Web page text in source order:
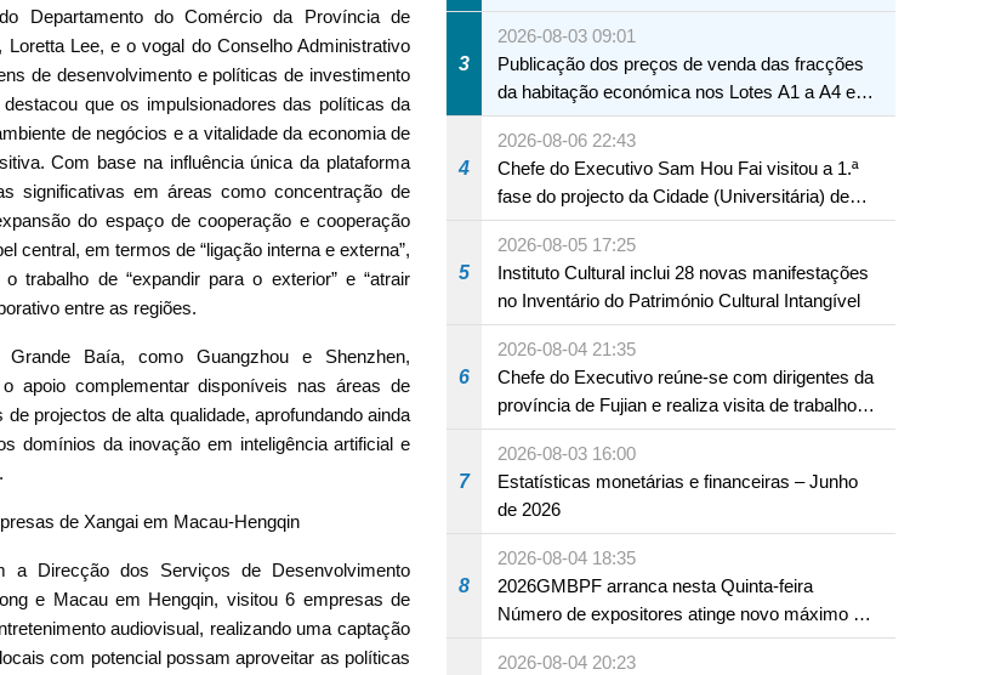
Departamento do Comércio da Província de
Lee, e o vogal do Conselho Administrativo
de desenvolvimento e políticas de investimento
que os impulsionadores das políticas da
de negócios e a vitalidade da economia de
Com base na influência única da plataforma
significativas em áreas como concentração de
do espaço de cooperação e cooperação
central, em termos de “ligação interna e externa”,
trabalho de “expandir para o exterior” e “atrair
entre as regiões.
Baía, como Guangzhou e Shenzhen,
apoio complementar disponíveis nas áreas de
projectos de alta qualidade, aprofundando ainda
domínios da inovação em inteligência artificial e
de Xangai em Macau-Hengqin
Direcção dos Serviços de Desenvolvimento
e Macau em Hengqin, visitou 6 empresas de
audiovisual, realizando uma captação
com potencial possam aproveitar as políticas
Macau
3
2026-08-03 09:01
Publicação dos preços de venda das fracções
da habitação económica nos Lotes A1 a A4 e
A12 da Zona A dos Novos Aterros
4
2026-08-06 22:43
Chefe do Executivo Sam Hou Fai visitou a 1.ª
fase do projecto da Cidade (Universitária) de
Educação Internacional de Macau e Hengqin
5
2026-08-05 17:25
Instituto Cultural inclui 28 novas manifestações
no Inventário do Património Cultural Intangível
6
2026-08-04 21:35
Chefe do Executivo reúne-se com dirigentes da
província de Fujian e realiza visita de trabalho
em Fuzhou
7
2026-08-03 16:00
Estatísticas monetárias e financeiras – Junho
de 2026
8
2026-08-04 18:35
2026GMBPF arranca nesta Quinta-feira
Número de expositores atinge novo máximo em
18 anos
2026-08-04 20:23